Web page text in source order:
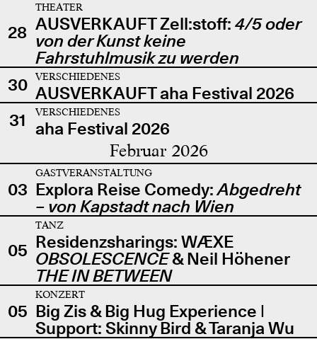
28
THEATER
AUSVERKAUFT Zell:stoff: 4/5 oder
von der Kunst keine
Fahrstuhlmusik zu werden
30
VERSCHIEDENES
AUSVERKAUFT aha Festival 2026
31
VERSCHIEDENES
aha Festival 2026
Februar 2026
03
GASTVERANSTALTUNG
Explora Reise Comedy:Abgedreht
– von Kapstadt nach Wien
05
TANZ
Residenzsharings: WÆXE
OBSOLESCENCE& Neil Höhener
THE IN BETWEEN
05
KONZERT
Big Zis & Big Hug Experience |
Support: Skinny Bird & Taranja Wu